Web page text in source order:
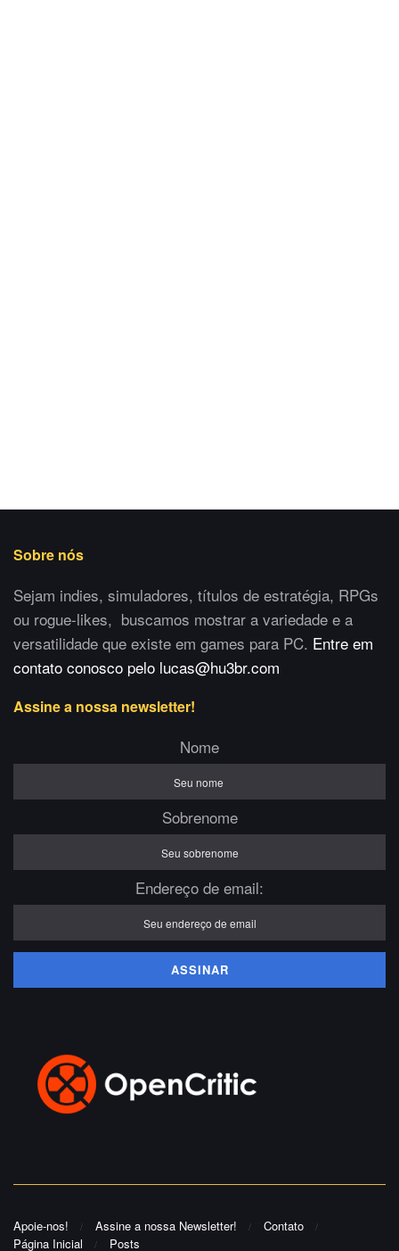
Sobre nós
Sejam indies, simuladores, títulos de estratégia, RPGs
ou rogue-likes, buscamos mostrar a variedade e a
versatilidade que existe em games para PC. Entre em
contato conosco pelo lucas@hu3br.com
Assine a nossa newsletter!
Nome
Sobrenome
Endereço de email:
Apoie-nos! Assine a nossa Newsletter!
Contato
Página Inicial
Posts